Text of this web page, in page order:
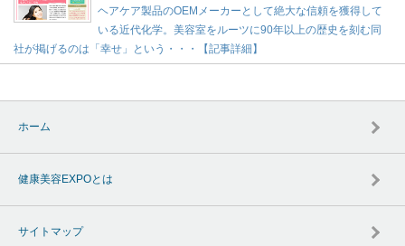
ヘアケア製品のOEMメーカーとして絶大な信頼を獲得して
いる近代化学。美容室をルーツに90年以上の歴史を刻む同
社が掲げるのは「幸せ」という・・・【記事詳細】
ホーム
健康美容EXPOとは
サイトマップ